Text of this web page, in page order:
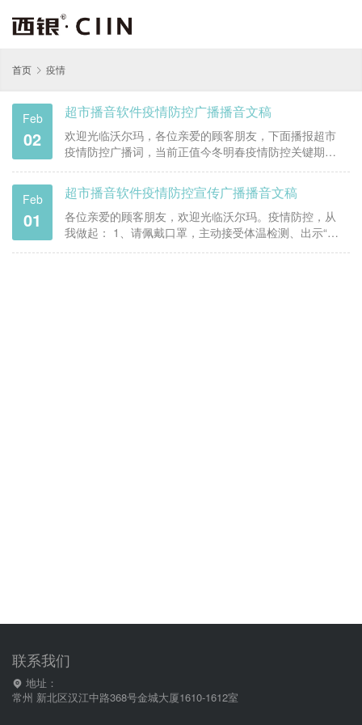
首页 疫情
Feb
02
超市播音软件疫情防控广播播音文稿
欢迎光临沃尔玛，各位亲爱的顾客朋友，下面播报超市
疫情防控广播词，当前正值今冬明春疫情防控关键期，
1.出门购物，请务必佩戴口罩，请随身携带身份证、出入
证。 2.为了您和您家人的安全，排队时请保持1米以上的
安全距离。 3.请积…
Feb
01
超市播音软件疫情防控宣传广播播音文稿
各位亲爱的顾客朋友，欢迎光临沃尔玛。疫情防控，从
我做起： 1、请佩戴口罩，主动接受体温检测、出示“健
联系我们
地址：
常州 新北区汉江中路368号金城大厦1610-1612室